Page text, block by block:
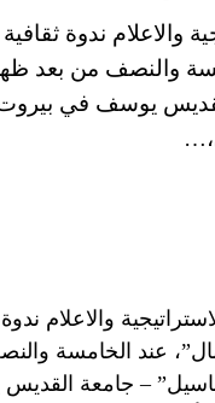
والاعلام ندوة
يوسف في
والاعلام
2015، مضمون وآمال”،
باسيل” – جامعة